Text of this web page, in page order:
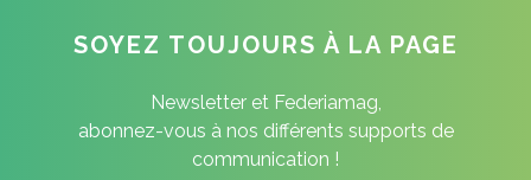
SOYEZ TOUJOURS À LA PAGE
Newsletter et Federiamag,
abonnez-vous à nos différents supports de
communication !